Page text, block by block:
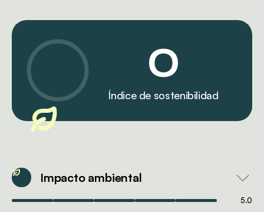
0
Índice de sostenibilidad
Impacto ambiental
5.0